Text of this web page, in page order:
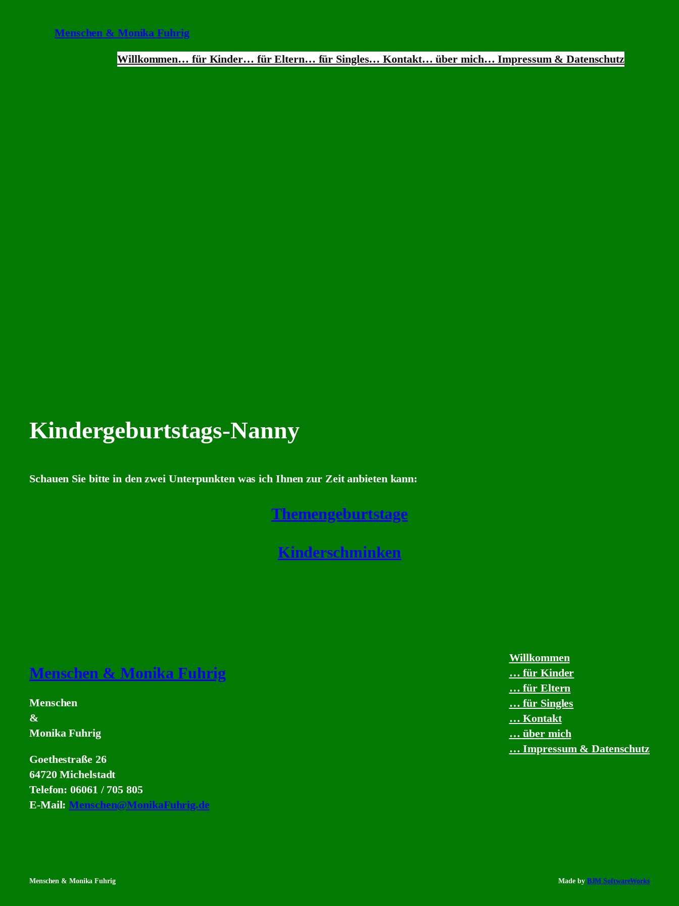
Menschen & Monika Fuhrig
Willkommen… für Kinder… für Eltern… für Singles… Kontakt… über mich… Impressum & Datenschutz
Kindergeburtstags-Nanny
Schauen Sie bitte in den zwei Unterpunkten was ich Ihnen zur Zeit anbieten kann:
Themengeburtstage
Kinderschminken
Menschen & Monika Fuhrig
Menschen
&
Monika Fuhrig
Goethestraße 26
64720 Michelstadt
Telefon: 06061 / 705 805
E-Mail:Menschen@MonikaFuhrig.de
Willkommen
… für Kinder
… für Eltern
… für Singles
… Kontakt
… über mich
… Impressum & Datenschutz
Menschen & Monika Fuhrig Made by BJM SoftwareWorks